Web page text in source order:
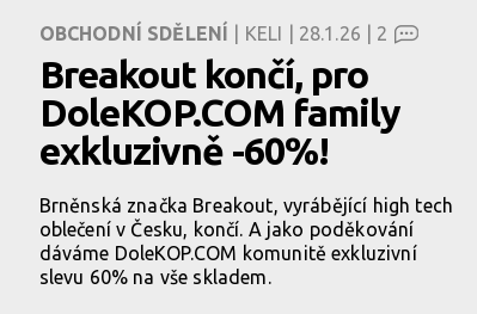
OBCHODNÍ SDĚLENÍ | KELI | 28.1.26 | 2
Breakout končí, pro
DoleKOP.COM family
exkluzivně -60%!
Brněnská značka Breakout, vyrábějící high tech
oblečení v Česku, končí. A jako poděkování
dáváme DoleKOP.COM komunitě exkluzivní
slevu 60% na vše skladem.